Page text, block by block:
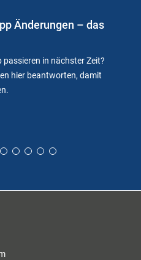
Änderungen – das
passieren in nächster Zeit?
hier beantworten, damit